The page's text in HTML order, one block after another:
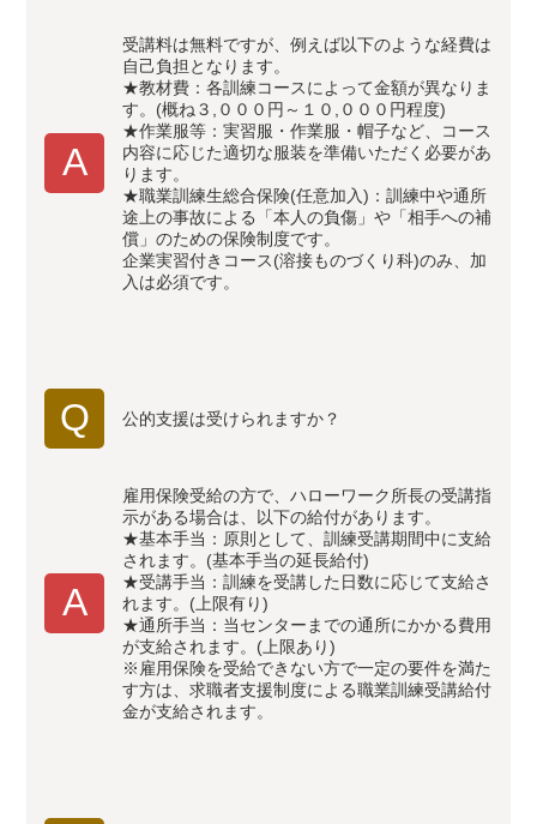
A
受講料は無料ですが、例えば以下のような経費は
自己負担となります。
★教材費：各訓練コースによって金額が異なりま
す。(概ね３,０００円～１０,０００円程度)
★作業服等：実習服・作業服・帽子など、コース
内容に応じた適切な服装を準備いただく必要があ
ります。
★職業訓練生総合保険(任意加入)：訓練中や通所
途上の事故による「本人の負傷」や「相手への補
償」のための保険制度です。
企業実習付きコース(溶接ものづくり科)のみ、加
入は必須です。
Q 公的支援は受けられますか？
A
雇用保険受給の方で、ハローワーク所長の受講指
示がある場合は、以下の給付があります。
★基本手当：原則として、訓練受講期間中に支給
されます。(基本手当の延長給付)
★受講手当：訓練を受講した日数に応じて支給さ
れます。(上限有り)
★通所手当：当センターまでの通所にかかる費用
が支給されます。(上限あり)
※雇用保険を受給できない方で一定の要件を満た
す方は、求職者支援制度による職業訓練受講給付
金が支給されます。